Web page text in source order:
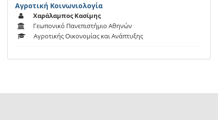
Αγροτική Κοινωνιολογία
Χαράλαμπος Κασίμης
Γεωπονικό Πανεπιστήμιο Αθηνών
Αγροτικής Οικονομίας και Ανάπτυξης